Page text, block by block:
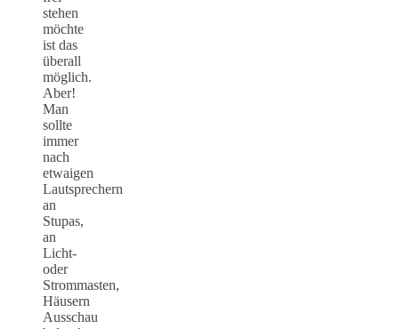
stehen
möchte
ist das
überall
möglich.
Aber!
Man
sollte
immer
nach
etwaigen
Lautsprechern
an
Stupas,
an
Licht-
oder
Strommasten,
Häusern
Ausschau